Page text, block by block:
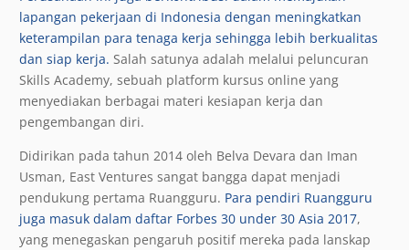
lapangan pekerjaan di Indonesia dengan meningkatkan
keterampilan para tenaga kerja sehingga lebih berkualitas
dan siap kerja. Salah satunya adalah melalui peluncuran
Skills Academy, sebuah platform kursus online yang
menyediakan berbagai materi kesiapan kerja dan
pengembangan diri.
Didirikan pada tahun 2014 oleh Belva Devara dan Iman
Usman, East Ventures sangat bangga dapat menjadi
pendukung pertama Ruangguru. Para pendiri Ruangguru
juga masuk dalam daftar Forbes 30 under 30 Asia 2017,
yang menegaskan pengaruh positif mereka pada lanskap